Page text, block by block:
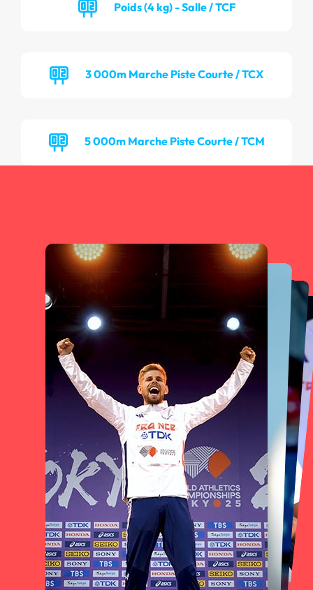
Poids (4 kg) - Salle / TCF
3 000m Marche Piste Courte / TCX
5 000m Marche Piste Courte / TCM